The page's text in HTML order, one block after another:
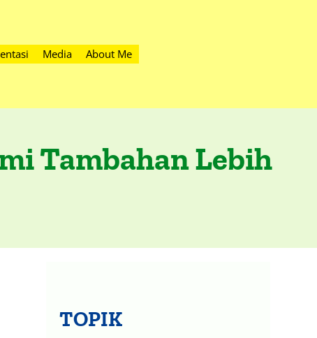
Media About Me
Tambahan Lebih
TOPIK